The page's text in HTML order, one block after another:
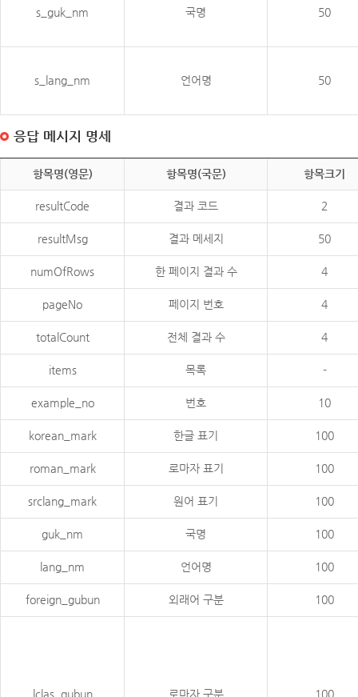
s_guk_nm 국명 50
s_lang_nm 언어명 50
응답 메시지 명세
항목명(영문) 항목명(국문) 항목크기
resultCode 결과 코드 2
resultMsg 결과 메세지 50
numOfRows 한 페이지 결과 수 4
pageNo 페이지 번호 4
totalCount 전체 결과 수 4
items 목록 -
example_no 번호 10
korean_mark 한글 표기 100
roman_mark 로마자 표기 100
srclang_mark 원어 표기 100
guk_nm 국명 100
lang_nm 언어명 100
foreign_gubun 외래어 구분 100
lclas_gubun 로마자 구분 100